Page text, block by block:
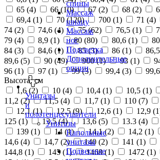
спины
Массаж
шиацу
Массаж
ног
Подсветка
Дополнительные
опции
Унитазы
и
полотенцесушители
Унитазы
Напольные
унитазы
Подвесные
65 (4) 66 (10) 67 (2) 68 (2)
69,4 (1) 70 (120) 700 (1) 71 (4)
74 (2) 74,6 (4) 75 (62) 76,5 (1)
79 (4) 8,9 (1) 80 (80) 80,6 (1)
84 (3) 84,6 (1) 85 (3) 86 (1)
89,6 (5) 90 (49) 900 (1) 93 (1)
96 (1) 97 (1) 99 (3) 99,4 (3)
Высота, см
1,6 (2) 10 (4) 10,4 (1) 10,5 (1)
11,2 (2) 11,5 (4) 11,7 (1) 110 (7)
12,1 (1) 12,5 (9) 12,6 (1) 12,9 (1
125 (1) 13,5 (4) 13,6 (5) 13.3 (4)
139 (1) 14 (1) 14,1 (2) 14,2 (1)
14,6 (4) 14,7 (2) 140 (2) 141 (1)
144,8 (1) 145 (1) 1468 (1) 1472 (1)